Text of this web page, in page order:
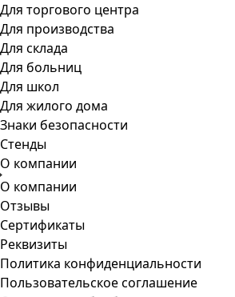
Для торгового центра
Для производства
Для склада
Для больниц
Для школ
Для жилого дома
Знаки безопасности
Стенды
О компании
О компании
Отзывы
Сертификаты
Реквизиты
Политика конфиденциальности
Пользовательское соглашение